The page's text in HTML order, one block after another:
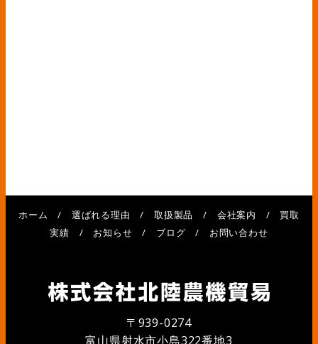
ホーム / 選ばれる理由 /取扱製品 / 会社案内 / 買取
実績 / お知らせ / ブログ / お問い合わせ
〒939-0274
富山県射水市小島322番地3